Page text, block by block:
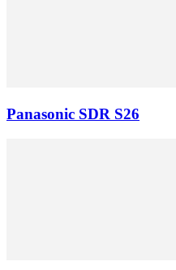
Panasonic SDR S26